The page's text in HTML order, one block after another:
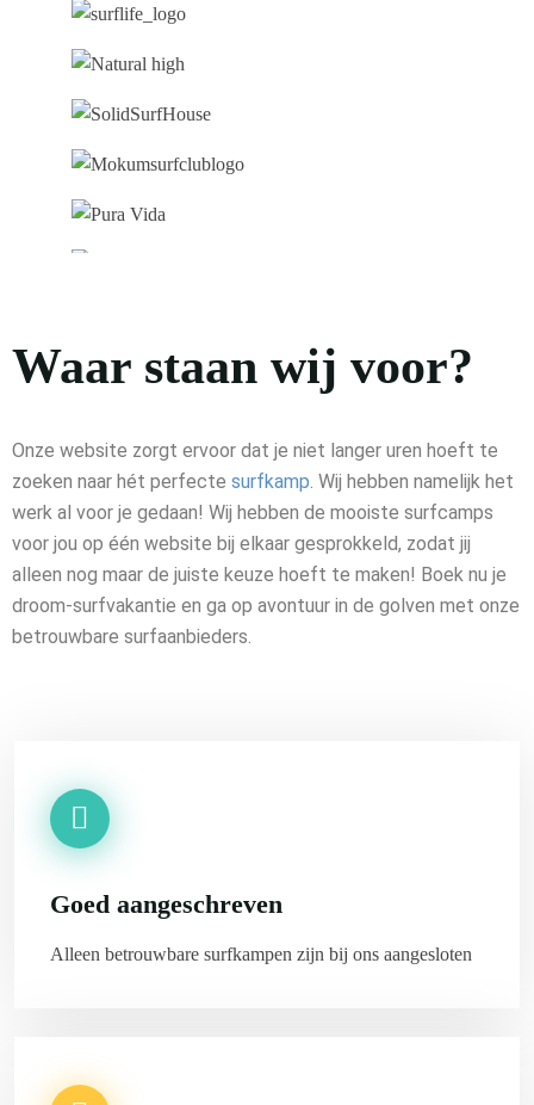
Waar staan wij voor?
Onze website zorgt ervoor dat je niet langer uren hoeft te
zoeken naar hét perfecte surfkamp. Wij hebben namelijk het
werk al voor je gedaan! Wij hebben de mooiste surfcamps
voor jou op één website bij elkaar gesprokkeld, zodat jij
alleen nog maar de juiste keuze hoeft te maken! Boek nu je
droom-surfvakantie en ga op avontuur in de golven met onze
betrouwbare surfaanbieders.
Goed aangeschreven
Alleen betrouwbare surfkampen zijn bij ons aangesloten